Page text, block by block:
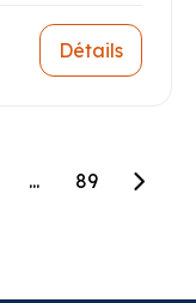
Détails
... 89